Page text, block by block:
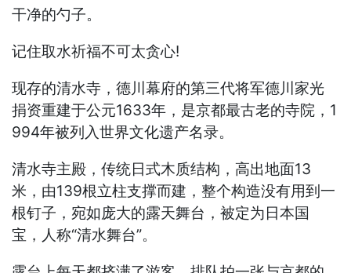
干净的勺子。
记住取水祈福不可太贪心!
现存的清水寺，德川幕府的第三代将军德川家光
捐资重建于公元1633年，是京都最古老的寺院，1
994年被列入世界文化遗产名录。
清水寺主殿，传统日式木质结构，高出地面13
米，由139根立柱支撑而建，整个构造没有用到一
根钉子，宛如庞大的露天舞台，被定为日本国
宝，人称“清水舞台”。